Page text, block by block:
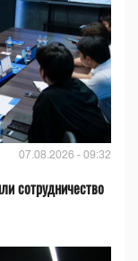
07.08.2026 - 09:32
сотрудничество